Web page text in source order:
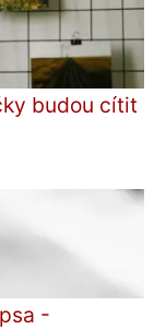
budou cítit
-